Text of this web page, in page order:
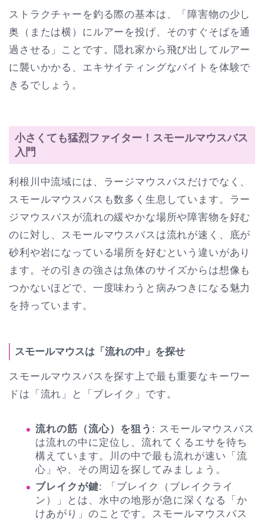
ストラクチャーを釣る際の基本は、「障害物の少し
奥（または横）にルアーを投げ、そのすぐそばを通
過させる」ことです。隠れ家から飛び出してルアー
に襲いかかる、エキサイティングなバイトを体験で
きるでしょう。
小さくても猛烈ファイター！スモールマウスバス
入門
利根川中流域には、ラージマウスバスだけでなく、
スモールマウスバスも数多く生息しています。ラー
ジマウスバスが流れの緩やかな場所や障害物を好む
のに対し、スモールマウスバスは流れが速く、底が
砂利や岩になっている場所を好むという違いがあり
ます。その引きの強さは魚体のサイズからは想像も
つかないほどで、一度味わうと病みつきになる魅力
を持っています。
スモールマウスは「流れの中」を探せ
スモールマウスバスを探す上で最も重要なキーワー
ドは「流れ」と「ブレイク」です。
流れの筋（流心）を狙う : スモールマウスバス
は流れの中に定位し、流れてくるエサを待ち
構えています。川の中で最も流れが速い「流
心」や、その周辺を探してみましょう。
ブレイクが鍵: 「ブレイク（ブレイクライ
ン）」とは、水中の地形が急に深くなる「か
けあがり」のことです。スモールマウスバス